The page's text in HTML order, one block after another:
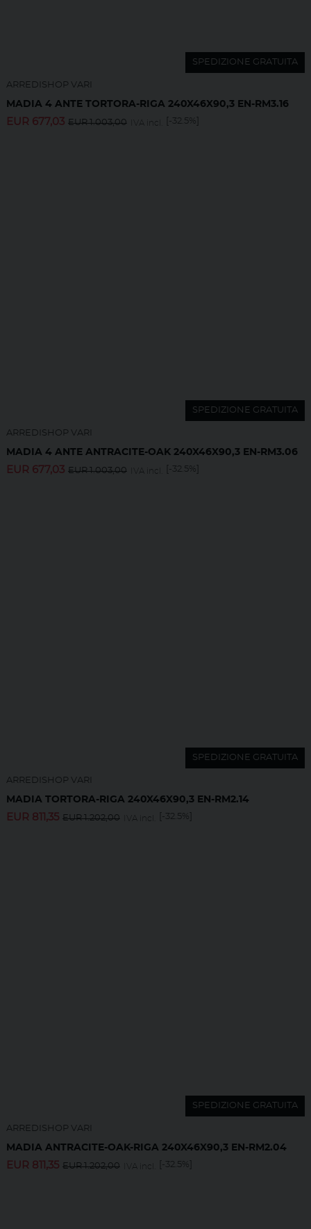
SPEDIZIONE GRATUITA
ARREDISHOP VARI
MADIA 4 ANTE TORTORA-RIGA 240X46X90,3 EN-RM3.16
EUR 677,03 EUR1.003,00 IVA incl. [-32.5%]
SPEDIZIONE GRATUITA
ARREDISHOP VARI
MADIA 4 ANTE ANTRACITE-OAK 240X46X90,3 EN-RM3.06
EUR 677,03 EUR1.003,00 IVA incl. [-32.5%]
SPEDIZIONE GRATUITA
ARREDISHOP VARI
MADIA TORTORA-RIGA 240X46X90,3 EN-RM2.14
EUR 811,35 EUR1.202,00 IVA incl. [-32.5%]
SPEDIZIONE GRATUITA
ARREDISHOP VARI
MADIA ANTRACITE-OAK-RIGA 240X46X90,3 EN-RM2.04
EUR 811,35 EUR1.202,00 IVA incl. [-32.5%]